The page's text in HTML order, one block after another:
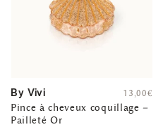
By Vivi
Pince à cheveux coquillage –
Pailleté Or
13,00€